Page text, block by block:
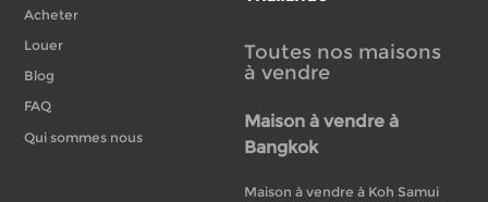
Acheter
Louer
Blog
FAQ
Qui sommes nous
Toutes nos maisons
à vendre
Maison à vendre à
Bangkok
Maison à vendre à Koh Samui